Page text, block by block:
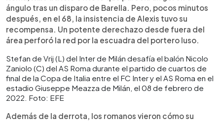
ángulo tras un disparo de Barella. Pero, pocos minutos
después, en el 68, la insistencia de Alexis tuvo su
recompensa. Un potente derechazo desde fuera del
área perforó la red por la escuadra del portero luso.
Stefan de Vrij (L) del Inter de Milán desafía el balón Nicolo
Zaniolo (C) del AS Roma durante el partido de cuartos de
final de la Copa de Italia entre el FC Inter y el AS Roma en el
estadio Giuseppe Meazza de Milán, el 08 de febrero de
2022. Foto: EFE
Además de la derrota, los romanos vieron cómo su